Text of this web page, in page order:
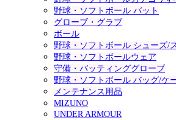
野球・ソフトボール バット
グローブ・グラブ
ボール
野球・ソフトボール シューズ/
野球・ソフトボールウェア
守備・バッティンググローブ
野球・ソフトボール バッグ/ケ
メンテナンス用品
MIZUNO
UNDER ARMOUR